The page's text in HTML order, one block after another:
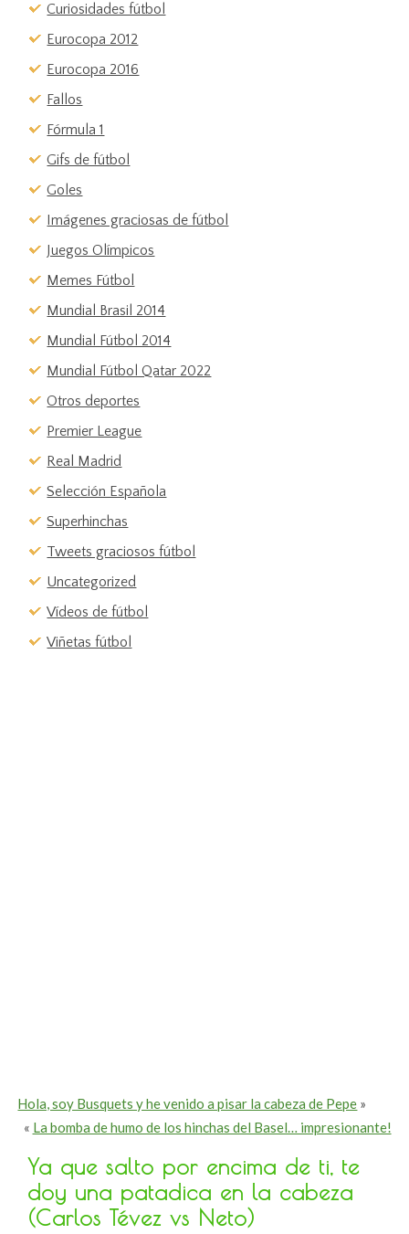
Curiosidades fútbol
Eurocopa 2012
Eurocopa 2016
Fallos
Fórmula 1
Gifs de fútbol
Goles
Imágenes graciosas de fútbol
Juegos Olímpicos
Memes Fútbol
Mundial Brasil 2014
Mundial Fútbol 2014
Mundial Fútbol Qatar 2022
Otros deportes
Premier League
Real Madrid
Selección Española
Superhinchas
Tweets graciosos fútbol
Uncategorized
Vídeos de fútbol
Viñetas fútbol
Hola, soy Busquets y he venido a pisar la cabeza de Pepe »
« La bomba de humo de los hinchas del Basel… impresionante!
Ya que salto por encima de ti, te
doy una patadica en la cabeza
(Carlos Tévez vs Neto)